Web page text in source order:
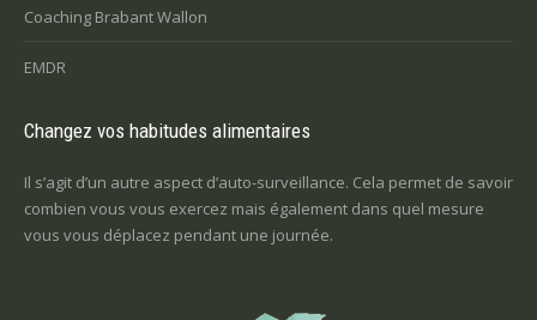
Coaching Brabant Wallon
EMDR
Changez vos habitudes alimentaires
Il s’agit d’un autre aspect d’auto-surveillance. Cela permet de savoir
combien vous vous exercez mais également dans quel mesure
vous vous déplacez pendant une journée.